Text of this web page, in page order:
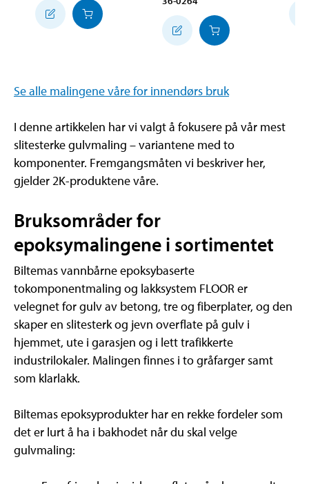
Se alle malingene våre for innendørs bruk
I denne artikkelen har vi valgt å fokusere på vår mest
slitesterke gulvmaling – variantene med to
komponenter. Fremgangsmåten vi beskriver her,
gjelder 2K-produktene våre.
Bruksområder for
epoksymalingene i sortimentet
Biltemas vannbårne epoksybaserte
tokomponentmaling og lakksystem FLOOR er
velegnet for gulv av betong, tre og fiberplater, og den
skaper en slitesterk og jevn overflate på gulv i
hjemmet, ute i garasjen og i lett trafikkerte
industrilokaler. Malingen finnes i to gråfarger samt
som klarlakk.
Biltemas epoksyprodukter har en rekke fordeler som
det er lurt å ha i bakhodet når du skal velge
gulvmaling: